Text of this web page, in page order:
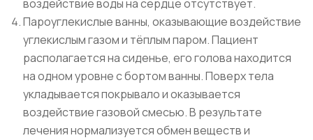
воздействие воды на сердце отсутствует.
Пароуглекислые ванны, оказывающие воздействие
углекислым газом и тёплым паром. Пациент
располагается на сиденье, его голова находится
на одном уровне с бортом ванны. Поверх тела
укладывается покрывало и оказывается
воздействие газовой смесью. В результате
лечения нормализуется обмен веществ и